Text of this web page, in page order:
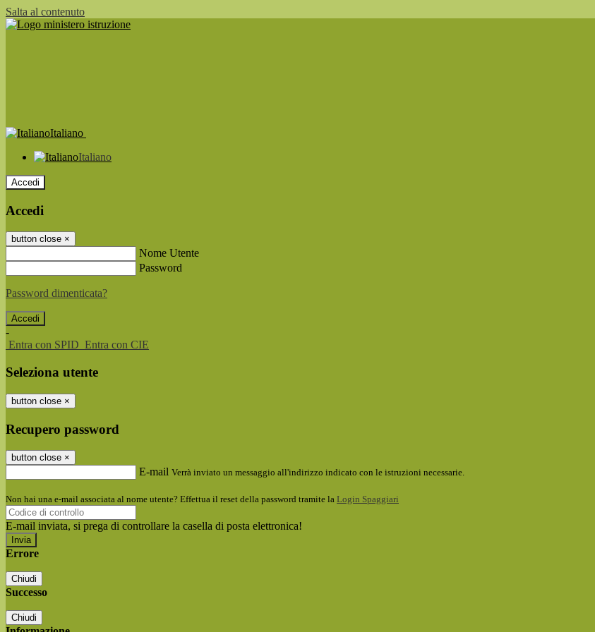
Salta al contenuto
Italiano
Italiano
Accedi
Accedi
button close ×
Nome Utente
Password
Password dimenticata?
-
Entra con SPID Entra con CIE
Seleziona utente
button close ×
Recupero password
button close ×
E-mail Verrà inviato un messaggio all'indirizzo indicato con le istruzioni necessarie.
Non hai una e-mail associata al nome utente? Effettua il reset della password tramite la Login Spaggiari
E-mail inviata, si prega di controllare la casella di posta elettronica!
Errore
Chiudi
Successo
Chiudi